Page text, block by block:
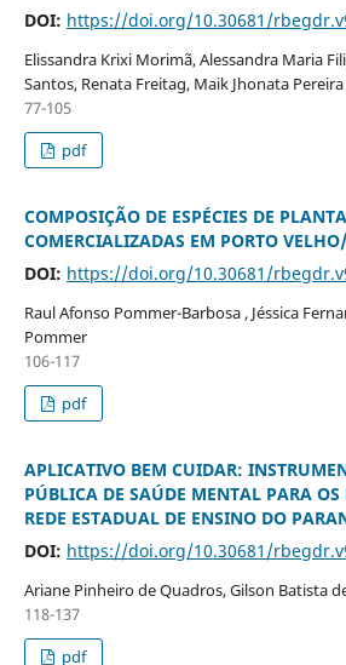
DOI: https://doi.org/10.30681/
Elissandra Krixi Morimã, Alessandra Maria
Santos, Renata Freitag, Maik Jhonata
77-105
pdf
COMPOSIÇÃO DE ESPÉCIES DE
COMERCIALIZADAS EM PORTO
DOI: https://doi.org/10.30681/
Raul Afonso Pommer-Barbosa , Jéssica
Pommer
106-117
pdf
APLICATIVO BEM CUIDAR:
PÚBLICA DE SAÚDE MENTAL PARA OS
REDE ESTADUAL DE ENSINO DO
DOI: https://doi.org/10.30681/
Ariane Pinheiro de Quadros, Gilson Batista
118-137
pdf